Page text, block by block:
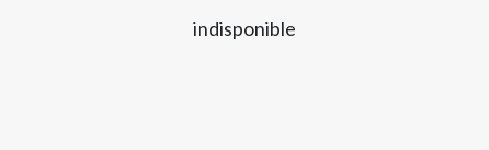
indisponible